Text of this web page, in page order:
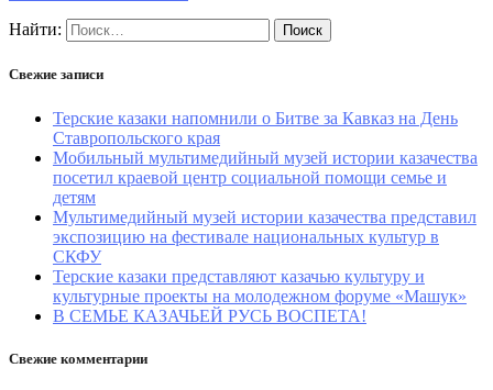
Найти:
Свежие записи
Терские казаки напомнили о Битве за Кавказ на День
Ставропольского края
Мобильный мультимедийный музей истории казачества
посетил краевой центр социальной помощи семье и
детям
Мультимедийный музей истории казачества представил
экспозицию на фестивале национальных культур в
СКФУ
Терские казаки представляют казачью культуру и
культурные проекты на молодежном форуме «Машук»
В СЕМЬЕ КАЗАЧЬЕЙ РУСЬ ВОСПЕТА!
Свежие комментарии